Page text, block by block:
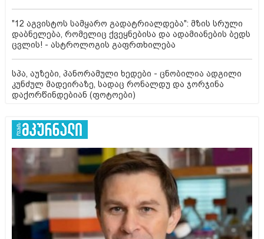
"12 აგვისტოს სამყარო გადატრიალდება": მზის სრული
დაბნელება, რომელიც ქვეყნებისა და ადამიანების ბედს
ცვლის! - ასტროლოგის გაფრთხილება
სპა, აუზები, პანორამული ხედები - ცნობილია ადგილი
კუნძულ მადეირაზე, სადაც რონალდუ და ჯორჯინა
დაქორწინდებიან (ფოტოები)